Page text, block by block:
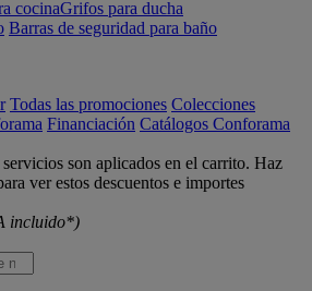
cocinaGrifos para ducha
Barras de seguridad para baño
Todas las promociones Colecciones
Financiación Catálogos Conforama
son aplicados en el carrito. Haz
ver estos descuentos e importes
incluido*)